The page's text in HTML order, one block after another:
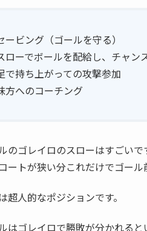
ービング（ゴールを守る）
ローでボールを配給し、チャン
で持ち上がっての攻撃参加
方へのコーチング
のゴレイロのスローはすごい
ートが狭い分これだけでゴー
超人的なポジションです。
はゴレイロで勝敗が分かれる